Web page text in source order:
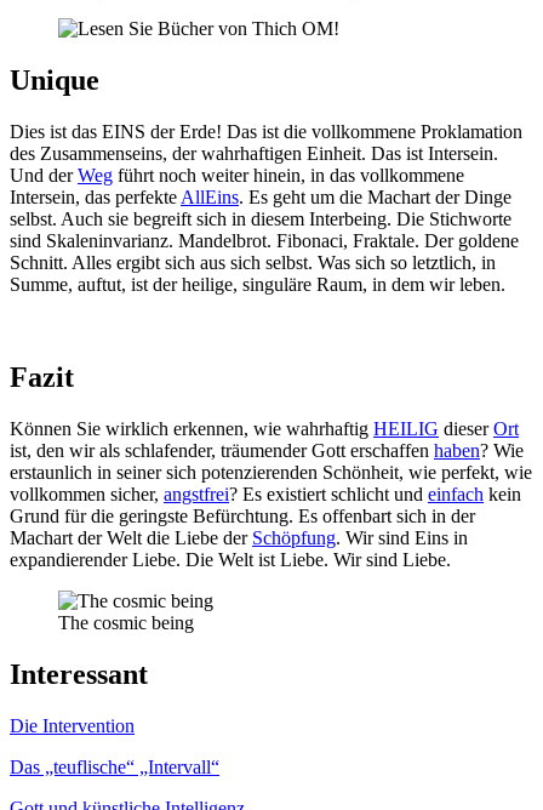
Unique
Dies ist das EINS der Erde! Das ist die vollkommene Proklamation
des Zusammenseins, der wahrhaftigen Einheit. Das ist Intersein.
Und derWeg führt noch weiter hinein, in das vollkommene
Intersein, das perfekte AllEins. Es geht um die Machart der Dinge
selbst. Auch sie begreift sich in diesem Interbeing. Die Stichworte
sind Skaleninvarianz. Mandelbrot. Fibonaci, Fraktale. Der goldene
Schnitt. Alles ergibt sich aus sich selbst. Was sich so letztlich, in
Summe, auftut, ist der heilige, singuläre Raum, in dem wir leben.
Fazit
Können Sie wirklich erkennen, wie wahrhaftig HEILIG dieserOrt
ist, den wir als schlafender, träumender Gott erschaffen haben? Wie
erstaunlich in seiner sich potenzierenden Schönheit, wie perfekt, wie
vollkommen sicher, angstfrei? Es existiert schlicht und einfach kein
Grund für die geringste Befürchtung. Es offenbart sich in der
Machart der Welt die Liebe der Schöpfung. Wir sind Eins in
expandierender Liebe. Die Welt ist Liebe. Wir sind Liebe.
The cosmic being
Interessant
Die Intervention
Das „teuflische“ „Intervall“